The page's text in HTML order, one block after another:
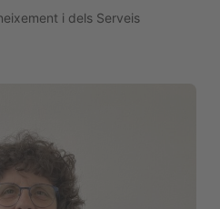
i dels Serveis